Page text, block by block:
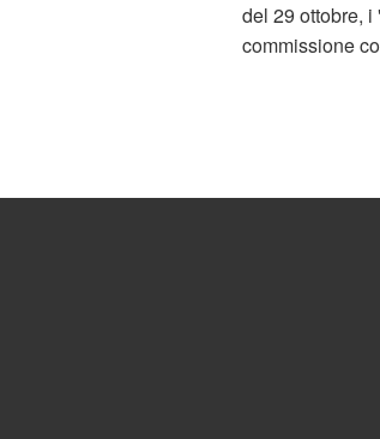
del 29 ottobre,
commissione